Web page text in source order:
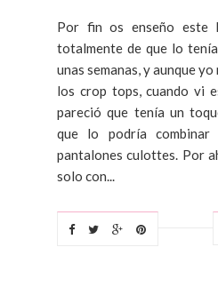
Por fin os enseño este
totalmente de que lo
unas semanas, y aunque
los crop tops, cuando vi
pareció que tenía un
que lo podría
pantalones culottes. Por
solo con...